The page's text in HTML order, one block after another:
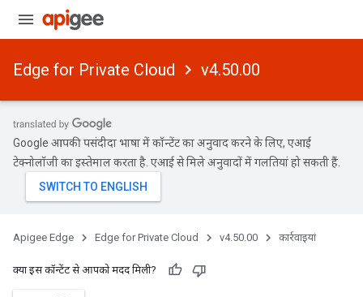
Edge for Private Cloud v4.50.00
Google आपकी पसंदीदा भाषा में कॉन्टेंट का अनुवाद करने के लिए, एआई
टेक्नोलॉजी का इस्तेमाल करता है. एआई से मिले अनुवादों में गलतियां हो सकती हैं.
Apigee Edge Edge for Private Cloud v4.50.00 कार्रवाइयां
क्या इस कॉन्टेंट से आपको मदद मिली?